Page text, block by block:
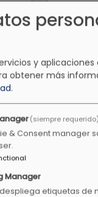
show
y
obtener más
.
(siempre requerido)
& Consent manager
Manager
etiquetas de